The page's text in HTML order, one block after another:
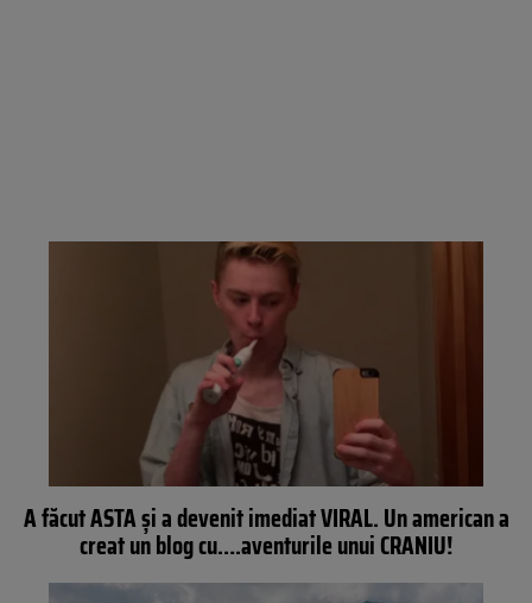
A făcut ASTA şi a devenit imediat VIRAL. Un american a
creat un blog cu….aventurile unui CRANIU!